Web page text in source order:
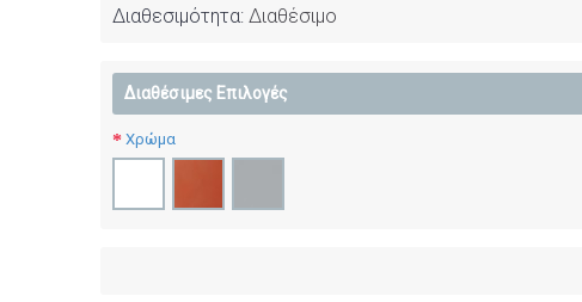
Διαθεσιμότητα: Διαθέσιμο
Διαθέσιμες Επιλογές
Χρώμα